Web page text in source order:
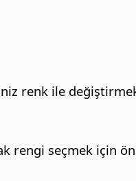
renk ile
seçmek için